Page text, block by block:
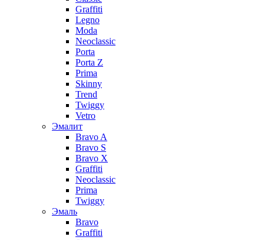
Graffiti
Legno
Moda
Neoclassic
Porta
Porta Z
Prima
Skinny
Trend
Twiggy
Vetro
Эмалит
Bravo A
Bravo S
Bravo X
Graffiti
Neoclassic
Prima
Twiggy
Эмаль
Bravo
Graffiti